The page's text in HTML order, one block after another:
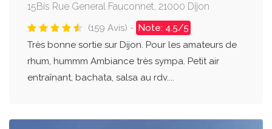
15Bis Rue General Fauconnet, 21000 Dijon
(159 Avis) - Note: 4.5/5
Très bonne sortie sur Dijon. Pour les amateurs de
rhum, hummm Ambiance très sympa. Petit air
entraînant, bachata, salsa au rdv....